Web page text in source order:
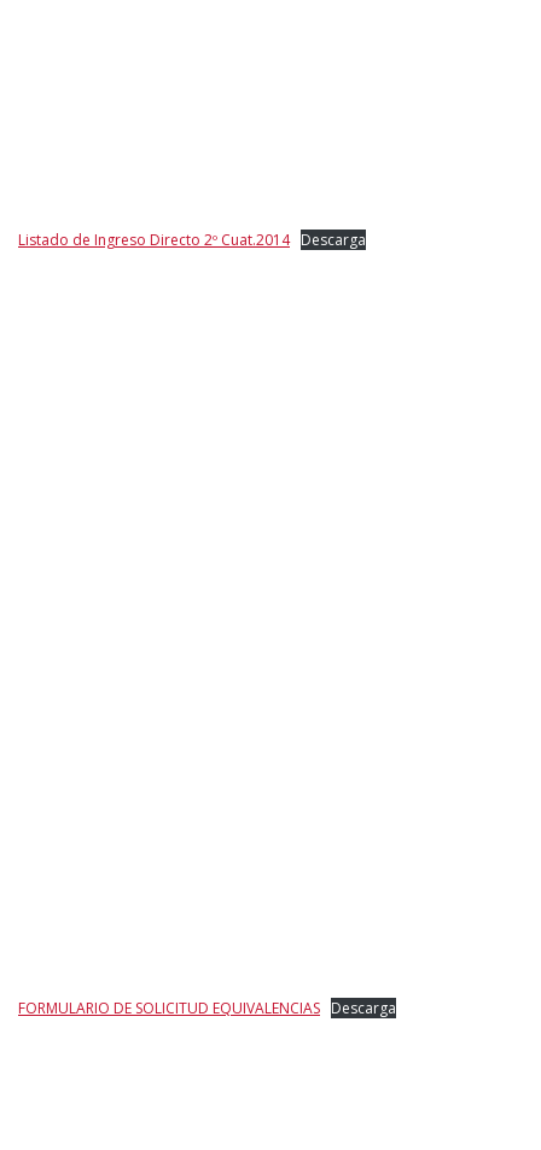
Listado de Ingreso Directo 2º Cuat.2014 Descarga
FORMULARIO DE SOLICITUD EQUIVALENCIAS Descarga